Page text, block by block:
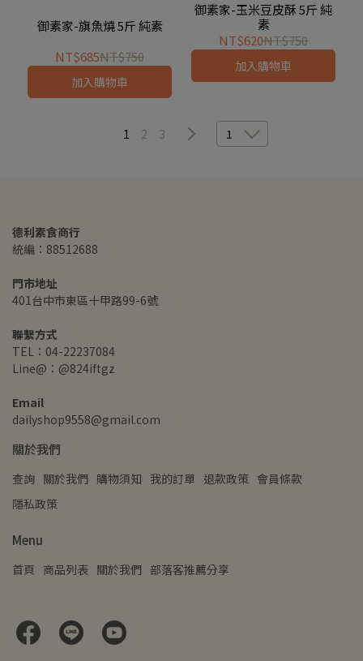
御素家-旗魚燒 5斤 純素
NT$685NT$750
加入購物車
御素家-玉米豆皮酥 5斤 純
素
NT$620NT$750
加入購物車
1 2 3 1
德利素食商行
統編：88512688
門市地址
401台中市東區十甲路99-6號
聯繫方式
TEL：04-22237084
Line@：@824iftgz
Email
dailyshop9558@gmail.com
關於我們
查詢 關於我們 購物須知 我的訂單 退款政策 會員條款
隱私政策
Menu
首頁 商品列表 關於我們 部落客推薦分享